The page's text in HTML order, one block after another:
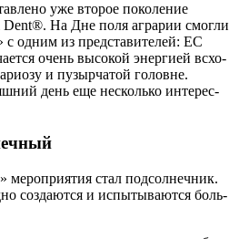
уже вто­рое поко­ле­ние
На Дне поля агра­рии смог­ли
с одним из пред­ста­ви­те­лей: ЕС
очень высо­кой энер­ги­ей всхо­
и пузыр­ча­той головне.
день еще несколь­ко инте­рес­
стал под­сол­неч­ник.
созда­ют­ся и испы­ты­ва­ют­ся боль­